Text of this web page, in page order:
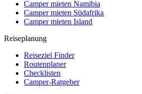
Camper mieten Namibia
Camper mieten Südafrika
Camper mieten Island
Reiseplanung
Reiseziel Finder
Routenplaner
Checklisten
Camper-Ratgeber